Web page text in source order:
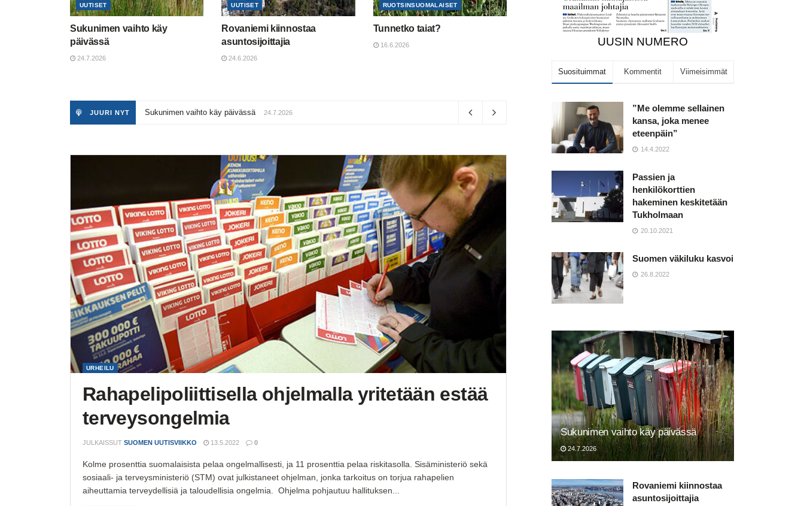
UUTISET
Sukunimen vaihto käy
päivässä
24.7.2026
UUTISET
Rovaniemi kiinnostaa
asuntosijoittajia
24.6.2026
RUOTSINSUOMALAISET
Tunnetko taiat?
16.6.2026
JUURI NYT Sukunimen vaihto käy päivässä 24.7.2026
URHEILU
Rahapelipoliittisella ohjelmalla yritetään estää
terveysongelmia
JULKAISSUT SUOMEN UUTISVIIKKO 13.5.2022 0
Kolme prosenttia suomalaisista pelaa ongelmallisesti, ja 11 prosenttia pelaa riskitasolla. Sisäministeriö sekä
sosiaali- ja terveysministeriö (STM) ovat julkistaneet ohjelman, jonka tarkoitus on torjua rahapelien
aiheuttamia terveydellisiä ja taloudellisia ongelmia. Ohjelma pohjautuu hallituksen...
UUSIN NUMERO
Suosituimmat Kommentit Viimeisimmät
”Me olemme sellainen
kansa, joka menee
eteenpäin”
14.4.2022
Passien ja
henkilökorttien
hakeminen keskitetään
Tukholmaan
20.10.2021
Suomen väkiluku kasvoi
26.8.2022
Sukunimen vaihto käy päivässä
24.7.2026
Rovaniemi kiinnostaa
asuntosijoittajia